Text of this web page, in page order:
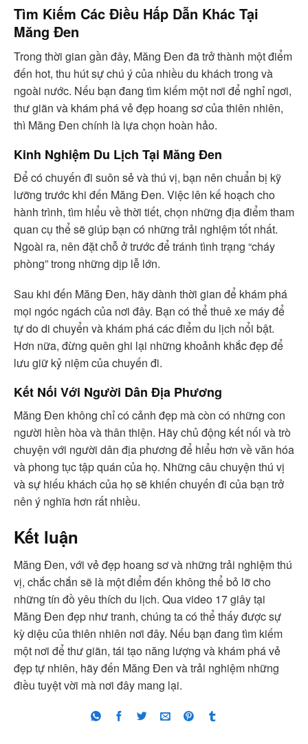
Tìm Kiếm Các Điều Hấp Dẫn Khác Tại
Măng Đen
Trong thời gian gần đây, Măng Đen đã trở thành một điểm
đến hot, thu hút sự chú ý của nhiều du khách trong và
ngoài nước. Nếu bạn đang tìm kiếm một nơi để nghỉ ngơi,
thư giãn và khám phá vẻ đẹp hoang sơ của thiên nhiên,
thì Măng Đen chính là lựa chọn hoàn hảo.
Kinh Nghiệm Du Lịch Tại Măng Đen
Để có chuyến đi suôn sẻ và thú vị, bạn nên chuẩn bị kỹ
lưỡng trước khi đến Măng Đen. Việc lên kế hoạch cho
hành trình, tìm hiểu về thời tiết, chọn những địa điểm tham
quan cụ thể sẽ giúp bạn có những trải nghiệm tốt nhất.
Ngoài ra, nên đặt chỗ ở trước để tránh tình trạng “cháy
phòng” trong những dịp lễ lớn.
Sau khi đến Măng Đen, hãy dành thời gian để khám phá
mọi ngóc ngách của nơi đây. Bạn có thể thuê xe máy để
tự do di chuyển và khám phá các điểm du lịch nổi bật.
Hơn nữa, đừng quên ghi lại những khoảnh khắc đẹp để
lưu giữ kỷ niệm của chuyến đi.
Kết Nối Với Người Dân Địa Phương
Măng Đen không chỉ có cảnh đẹp mà còn có những con
người hiền hòa và thân thiện. Hãy chủ động kết nối và trò
chuyện với người dân địa phương để hiểu hơn về văn hóa
và phong tục tập quán của họ. Những câu chuyện thú vị
và sự hiếu khách của họ sẽ khiến chuyến đi của bạn trở
nên ý nghĩa hơn rất nhiều.
Kết luận
Măng Đen, với vẻ đẹp hoang sơ và những trải nghiệm thú
vị, chắc chắn sẽ là một điểm đến không thể bỏ lỡ cho
những tín đồ yêu thích du lịch. Qua video 17 giây tại
Măng Đen đẹp như tranh, chúng ta có thể thấy được sự
kỳ diệu của thiên nhiên nơi đây. Nếu bạn đang tìm kiếm
một nơi để thư giãn, tái tạo năng lượng và khám phá vẻ
đẹp tự nhiên, hãy đến Măng Đen và trải nghiệm những
điều tuyệt vời mà nơi đây mang lại.